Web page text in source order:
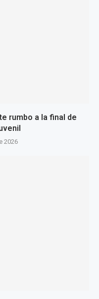
rumbo a la final de
2026